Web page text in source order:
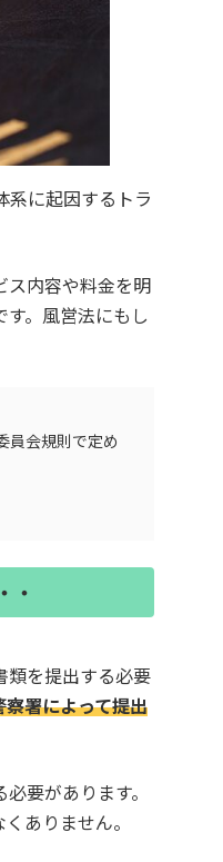
系に起因するトラ
ス内容や料金を明
。風営法にもし
員会規則で定め
・
類を提出する必要
署によって提出
要があります。
ありません。